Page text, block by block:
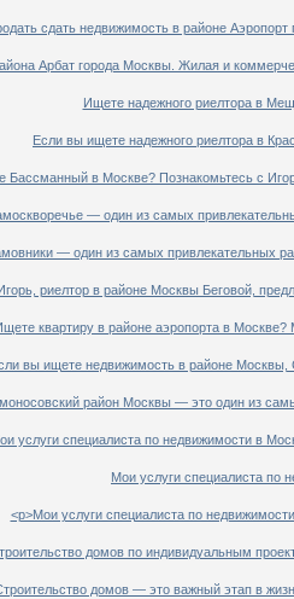
сдать недвижимость в районе
Арбат города Москвы. Жилая и
Ищете надежного риелтора в
Если вы ищете надежного риелтора в
Бассманный в Москве? Познакомьтесь с
— один из самых
— один из самых привлекательных
Игорь, риелтор в районе Москвы Беговой,
квартиру в районе аэропорта в
вы ищете недвижимость в районе Москвы,
район Москвы — это один из
услуги специалиста по недвижимости в
Мои услуги специалиста по
<p>Мои услуги специалиста по
домов по индивидуальным
домов — это важный этап в